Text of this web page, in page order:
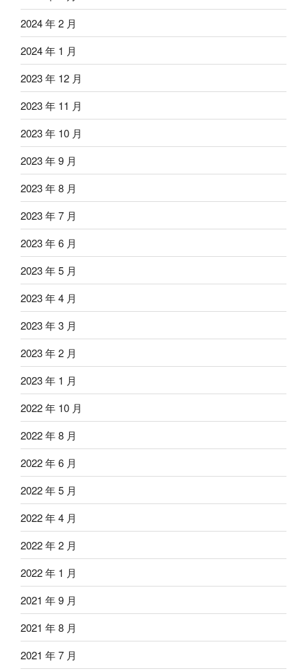
2024 年 2 月
2024 年 1 月
2023 年 12 月
2023 年 11 月
2023 年 10 月
2023 年 9 月
2023 年 8 月
2023 年 7 月
2023 年 6 月
2023 年 5 月
2023 年 4 月
2023 年 3 月
2023 年 2 月
2023 年 1 月
2022 年 10 月
2022 年 8 月
2022 年 6 月
2022 年 5 月
2022 年 4 月
2022 年 2 月
2022 年 1 月
2021 年 9 月
2021 年 8 月
2021 年 7 月